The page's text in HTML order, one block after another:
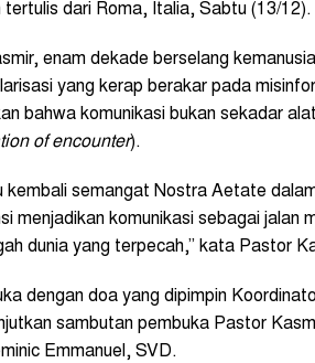
tertulis dari Roma, Italia, Sabtu (13/12).
enam dekade berselang
yang kerap berakar pada
bahwa komunikasi bukan sekadar
of encounter).
kembali semangat Nostra Aetate
menjadikan komunikasi sebagai jalan
dunia yang terpecah,” kata Pastor
dengan doa yang dipimpin
sambutan pembuka Pastor
Emmanuel, SVD.